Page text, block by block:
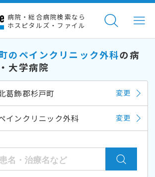
病院・総合病院検索なら
ホスピタルズ・ファイル
のペインクリニック外科の病
大学病院
葛飾郡杉戸町 変更
インクリニック外科 変更